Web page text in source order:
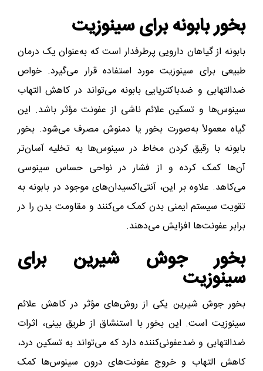
بخور بابونه برای سینوزیت
بابونه از گیاهان دارویی پرطرفدار است که به‌عنوان یک درمان
طبیعی برای سینوزیت مورد استفاده قرار می‌گیرد. خواص
ضدالتهابی و ضدباکتریایی بابونه می‌تواند در کاهش التهاب
سینوس‌ها و تسکین علائم ناشی از عفونت مؤثر باشد. این
گیاه معمولاً به‌صورت بخور یا دمنوش مصرف می‌شود. بخور
بابونه با رقیق کردن مخاط در سینوس‌ها به تخلیه آسان‌تر
آن‌ها کمک کرده و از فشار در نواحی حساس سینوسی
می‌کاهد. علاوه بر این، آنتی‌اکسیدان‌های موجود در بابونه به
تقویت سیستم ایمنی بدن کمک می‌کنند و مقاومت بدن را در
برابر عفونت‌ها افزایش می‌دهند.
بخور جوش شیرین برای
سینوزیت
بخور جوش شیرین یکی از روش‌های مؤثر در کاهش علائم
سینوزیت است. این بخور با استنشاق از طریق بینی، اثرات
ضدالتهابی و ضدعفونی‌کننده دارد که می‌تواند به تسکین درد،
کاهش التهاب و خروج عفونت‌های درون سینوس‌ها کمک